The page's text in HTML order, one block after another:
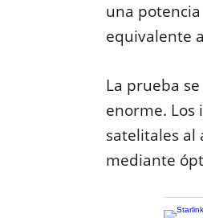
una
equivalente
La prueba
enorme. Los
satelitales al
mediante